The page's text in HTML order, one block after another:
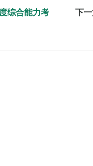
综合能力考
下一